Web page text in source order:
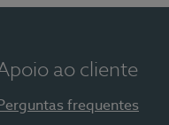
ao cliente
Perguntas frequentes